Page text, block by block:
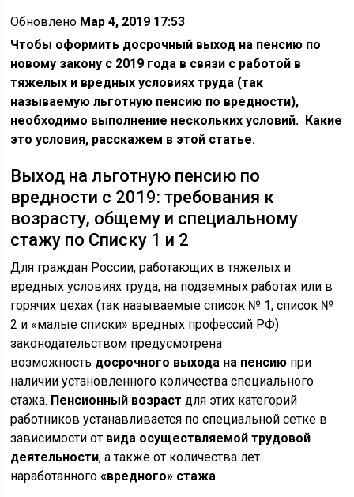
Обновлено Мар 4, 2019 17:53
Чтобы оформить досрочный выход на пенсию по
новому закону с 2019 года в связи с работой в
тяжелых и вредных условиях труда (так
называемую льготную пенсию по вредности),
необходимо выполнение нескольких условий. Какие
это условия, расскажем в этой статье.
Выход на льготную пенсию по
вредности с 2019: требования к
возрасту, общему и специальному
стажу по Списку 1 и 2
Для граждан России, работающих в тяжелых и
вредных условиях труда, на подземных работах или в
горячих цехах (так называемые список № 1, список №
2 и «малые списки» вредных профессий РФ)
законодательством предусмотрена
возможность досрочного выхода на пенсию при
наличии установленного количества специального
стажа. Пенсионный возраст для этих категорий
работников устанавливается по специальной сетке в
зависимости от вида осуществляемой трудовой
деятельности, а также от количества лет
наработанного«вредного» стажа.